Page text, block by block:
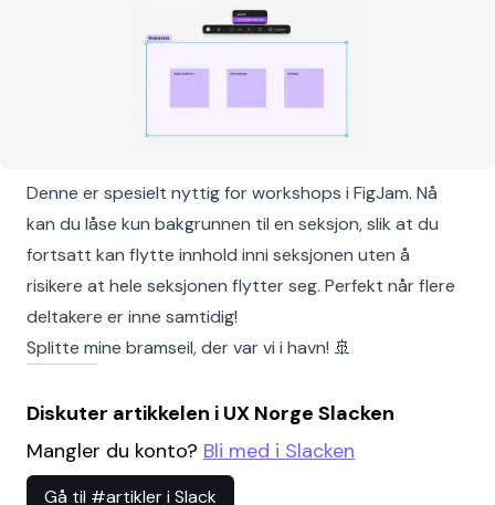
Denne er spesielt nyttig for workshops i FigJam. Nå
kan du låse kun bakgrunnen til en seksjon, slik at du
fortsatt kan flytte innhold inni seksjonen uten å
risikere at hele seksjonen flytter seg. Perfekt når flere
deltakere er inne samtidig!
Splitte mine bramseil, der var vi i havn! 🚢
Diskuter artikkelen i UX Norge Slacken
Mangler du konto? Bli med i Slacken
Gå til #artikler i Slack